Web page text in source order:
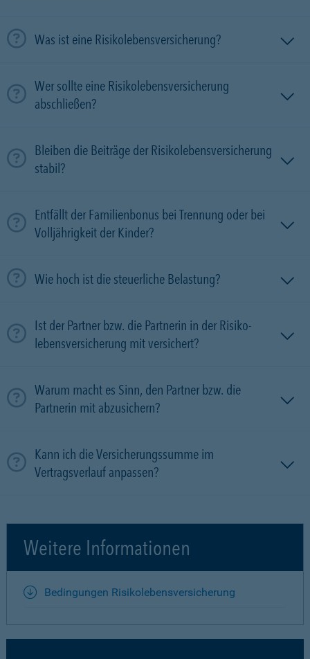
Was ist eine Risikolebensversicherung?
Wer sollte eine Risikolebensversicherung
abschließen?
Bleiben die Beiträge der Risikolebensversicherung
stabil?
Entfällt der Familienbonus bei Trennung oder bei
Volljährigkeit der Kinder?
Wie hoch ist die steuerliche Belastung?
Ist der Partner bzw. die Partnerin in der Risiko­
lebens­versicherung mit versichert?
Warum macht es Sinn, den Partner bzw. die
Partnerin mit ab­zu­sichern?
Kann ich die Versicherungssumme im
Vertragsverlauf anpassen?
Weitere Informationen
Bedingungen Risikolebensversicherung